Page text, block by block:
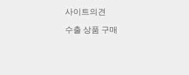
사이트의견
수출 상품 구매